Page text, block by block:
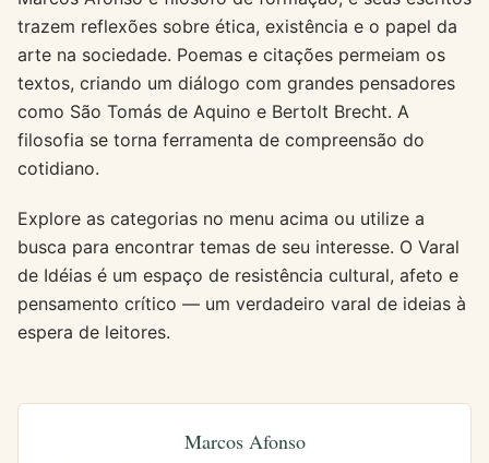
trazem reflexões sobre ética, existência e o papel da
arte na sociedade. Poemas e citações permeiam os
textos, criando um diálogo com grandes pensadores
como São Tomás de Aquino e Bertolt Brecht. A
filosofia se torna ferramenta de compreensão do
cotidiano.
Explore as categorias no menu acima ou utilize a
busca para encontrar temas de seu interesse. O Varal
de Idéias é um espaço de resistência cultural, afeto e
pensamento crítico — um verdadeiro varal de ideias à
espera de leitores.
Marcos Afonso